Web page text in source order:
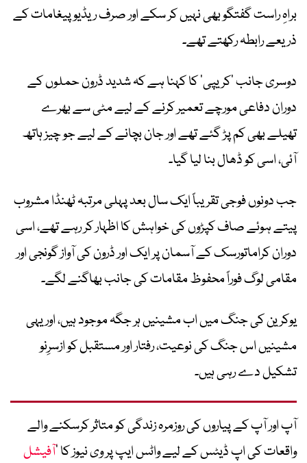
براہِ راست گفتگو بھی نہیں کر سکے اور صرف ریڈیو پیغامات کے
ذریعے رابطہ رکھتے تھے۔
دوسری جانب ’کریپی‘ کا کہنا ہے کہ شدید ڈرون حملوں کے
دوران دفاعی مورچے تعمیر کرنے کے لیے مٹی سے بھرے
تھیلے بھی کم پڑ گئے تھے اور جان بچانے کے لیے جو چیز ہاتھ
آئی، اسی کو ڈھال بنا لیا گیا۔
جب دونوں فوجی تقریباً ایک سال بعد پہلی مرتبہ ٹھنڈا مشروب
پیتے ہوئے صاف کپڑوں کی خواہش کا اظہار کر رہے تھے، اسی
دوران کراماتورسک کے آسمان پر ایک اور ڈرون کی آواز گونجی اور
مقامی لوگ فوراً محفوظ مقامات کی جانب بھاگنے لگے۔
یوکرین کی جنگ میں اب مشینیں ہر جگہ موجود ہیں، اور یہی
مشینیں اس جنگ کی نوعیت، رفتار اور مستقبل کو ازسرِنو
تشکیل دے رہی ہیں۔
آپ اور آپ کے پیاروں کی روزمرہ زندگی کو متاثر کرسکنے والے
واقعات کی اپ ڈیٹس کے لیے واٹس ایپ پر وی نیوز کا ’آفیشل